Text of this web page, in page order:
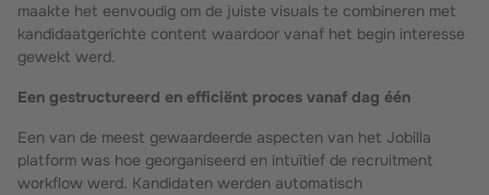
maakte het eenvoudig om de juiste visuals te combineren met
kandidaatgerichte content waardoor vanaf het begin interesse
gewekt werd.
Een gestructureerd en efficiënt proces vanaf dag één
Een van de meest gewaardeerde aspecten van het Jobilla
platform was hoe georganiseerd en intuïtief de recruitment
workflow werd. Kandidaten werden automatisch